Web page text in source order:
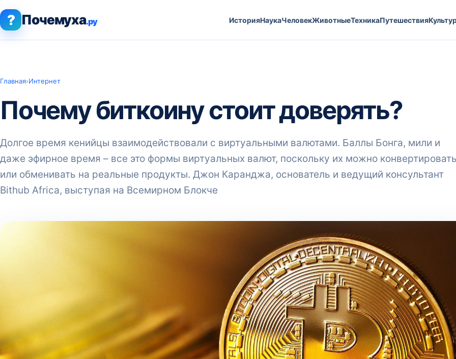
? Почемуха.ру ИсторияНаукаЧеловекЖивотныеТехникаПутешествия
Главная›Интернет
Почему биткоину стоит доверять?
Долгое время кенийцы взаимодействовали с виртуальными валютами. Баллы Бонга, мили и
даже эфирное время – все это формы виртуальных валют, поскольку их можно конвертировать
или обменивать на реальные продукты. Джон Каранджа, основатель и ведущий консультант
Bithub Africa, выступая на Всемирном Блокче